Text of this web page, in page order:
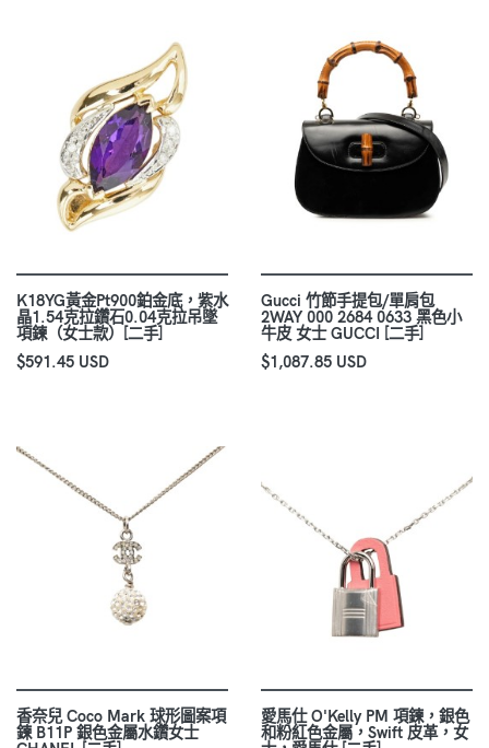
K18YG黃金Pt900鉑金底，紫水
晶1.54克拉鑽石0.04克拉吊墜
項鍊（女士款）[二手]
$591.45 USD
Gucci 竹節手提包/單肩包
2WAY 000 2684 0633 黑色小
牛皮 女士 GUCCI [二手]
$1,087.85 USD
香奈兒 Coco Mark 球形圖案項
鍊 B11P 銀色金屬水鑽女士
愛馬仕 O'Kelly PM 項鍊，銀色
和粉紅色金屬，Swift 皮革，女